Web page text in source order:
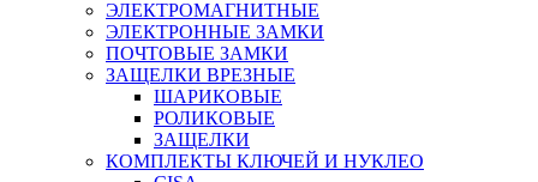
ЭЛЕКТРОМАГНИТНЫЕ
ЭЛЕКТРОННЫЕ ЗАМКИ
ПОЧТОВЫЕ ЗАМКИ
ЗАЩЕЛКИ ВРЕЗНЫЕ
ШАРИКОВЫЕ
РОЛИКОВЫЕ
ЗАЩЕЛКИ
КОМПЛЕКТЫ КЛЮЧЕЙ И НУКЛЕО